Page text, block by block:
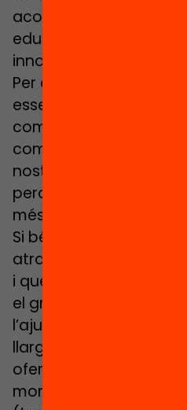
acompanyament als
educatius per
innovadors que millorin
Per aconseguir
essencial una bona
comunicació i una
comunitat. El nostre
nostre entorn i
perquè aquesta ho
més enllà, en cercles
Si bé la comunitat la
atraure el màxim de
i que es puguin
el gran potencial serà
l’ajuda i implicació
llarg de tot el projecte.
ofereix la possibilitat
monetàries i les hem